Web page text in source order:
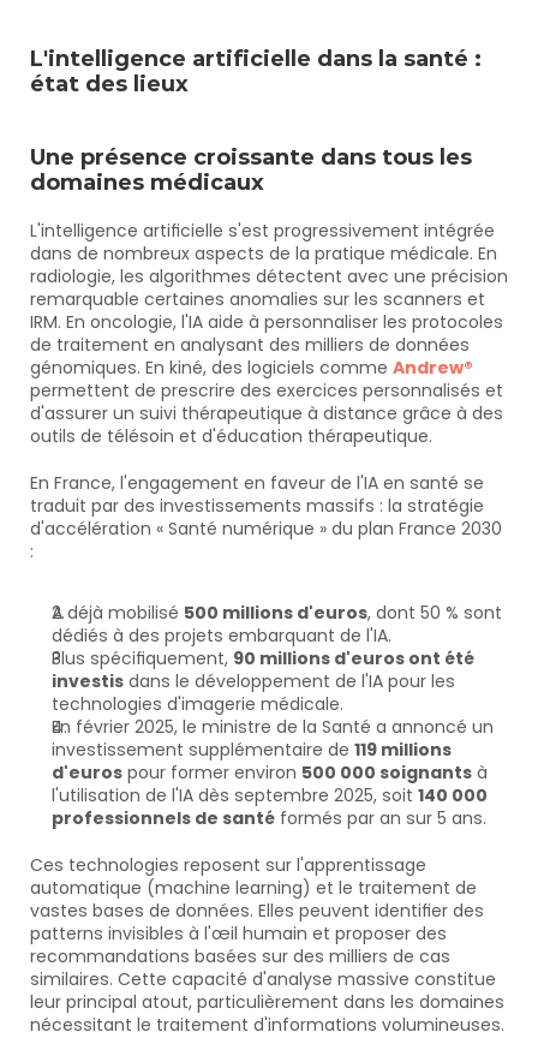
L'intelligence artificielle dans la santé :
état des lieux
Une présence croissante dans tous les
domaines médicaux
L'intelligence artificielle s'est progressivement intégrée
dans de nombreux aspects de la pratique médicale. En
radiologie, les algorithmes détectent avec une précision
remarquable certaines anomalies sur les scanners et
IRM. En oncologie, l'IA aide à personnaliser les protocoles
de traitement en analysant des milliers de données
génomiques. En kiné, des logiciels comme Andrew®
permettent de prescrire des exercices personnalisés et
d'assurer un suivi thérapeutique à distance grâce à des
outils de télésoin et d'éducation thérapeutique.
En France, l'engagement en faveur de l'IA en santé se
traduit par des investissements massifs : la stratégie
d'accélération « Santé numérique » du plan France 2030
:
A déjà mobilisé 500 millions d'euros, dont 50 % sont
dédiés à des projets embarquant de l'IA.
Plus spécifiquement, 90 millions d'euros ont été
investis dans le développement de l'IA pour les
technologies d'imagerie médicale.
En février 2025, le ministre de la Santé a annoncé un
investissement supplémentaire de 119 millions
d'euros pour former environ 500 000 soignants à
l'utilisation de l'IA dès septembre 2025, soit 140 000
professionnels de santé formés par an sur 5 ans.
Ces technologies reposent sur l'apprentissage
automatique (machine learning) et le traitement de
vastes bases de données. Elles peuvent identifier des
patterns invisibles à l'œil humain et proposer des
recommandations basées sur des milliers de cas
similaires. Cette capacité d'analyse massive constitue
leur principal atout, particulièrement dans les domaines
nécessitant le traitement d'informations volumineuses.